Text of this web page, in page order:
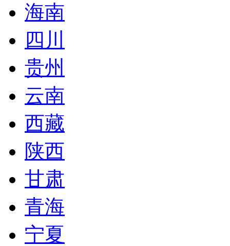
海南
四川
贵州
云南
西藏
陕西
甘肃
青海
宁夏